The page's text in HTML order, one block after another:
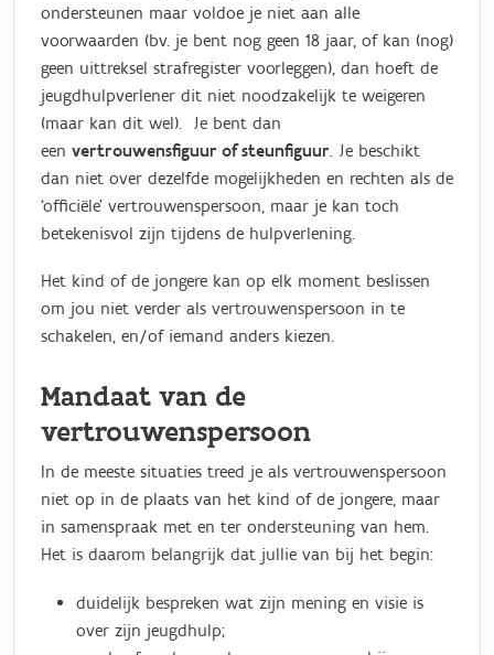
ondersteunen maar voldoe je niet aan alle
voorwaarden (bv. je bent nog geen 18 jaar, of kan (nog)
geen uittreksel strafregister voorleggen), dan hoeft de
jeugdhulpverlener dit niet noodzakelijk te weigeren
(maar kan dit wel). Je bent dan
een vertrouwensfiguur of steunfiguur. Je beschikt
dan niet over dezelfde mogelijkheden en rechten als de
‘officiële’ vertrouwenspersoon, maar je kan toch
betekenisvol zijn tijdens de hulpverlening.
Het kind of de jongere kan op elk moment beslissen
om jou niet verder als vertrouwenspersoon in te
schakelen, en/of iemand anders kiezen.
Mandaat van de
vertrouwenspersoon
In de meeste situaties treed je als vertrouwenspersoon
niet op in de plaats van het kind of de jongere, maar
in samenspraak met en ter ondersteuning van hem.
Het is daarom belangrijk dat jullie van bij het begin:
duidelijk bespreken wat zijn mening en visie is
over zijn jeugdhulp;